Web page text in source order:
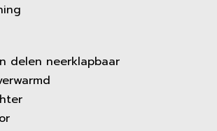
delen neerklapbaar